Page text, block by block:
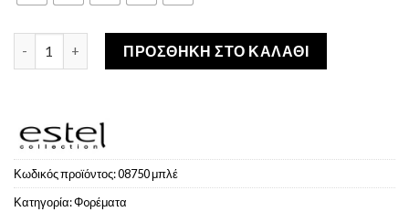
ESTEL Γυναικείο φόρεμα με φλοράλ σχέδιο Μπλέ ποσότητα
ΠΡΟΣΘΉΚΗ ΣΤΟ ΚΑΛΆΘΙ
Κωδικός προϊόντος:08750 μπλέ
Κατηγορία:Φoρέματα